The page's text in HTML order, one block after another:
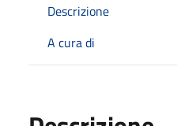
Descrizione
A cura di